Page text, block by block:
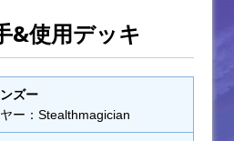
&使用デッキ
ズー
ー：Stealthmagician